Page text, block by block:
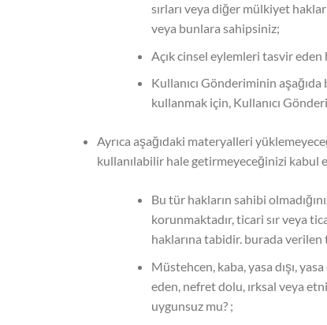
sırları veya diğer mülkiyet
veya bunlara sahipsiniz;
Açık cinsel eylemleri tasvir eden
Kullanıcı Gönderiminin
kullanmak için, Kullanıcı
Ayrıca aşağıdaki materyalleri
kullanılabilir hale getirmeyeceğinizi kabul
Bu tür hakların sahibi
korunmaktadır, ticari sır veya
haklarına tabidir. burada verilen
Müstehcen, kaba, yasa dışı,
eden, nefret dolu, ırksal veya
uygunsuz mu? ;